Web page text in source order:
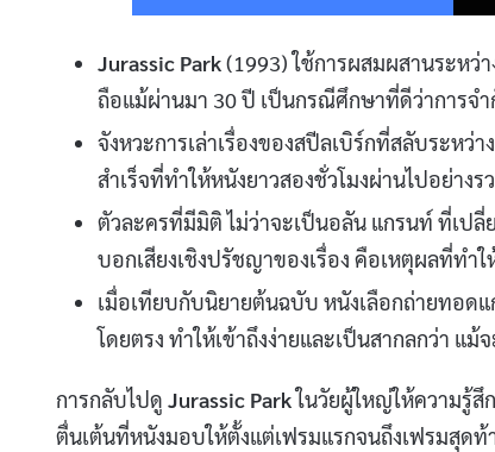
Jurassic Park(1993) ใช้การผสมผสานระหว่
ถือแม้ผ่านมา 30 ปี เป็นกรณีศึกษาที่ดีว่าการจ
จังหวะการเล่าเรื่องของสปีลเบิร์กที่สลับระห
สำเร็จที่ทำให้หนังยาวสองชั่วโมงผ่านไปอย่าง
ตัวละครที่มีมิติ ไม่ว่าจะเป็นอลัน แกรนท์ ที่เป
บอกเสียงเชิงปรัชญาของเรื่อง คือเหตุผลที่ทำ
เมื่อเทียบกับนิยายต้นฉบับ หนังเลือกถ่ายทอด
โดยตรง ทำให้เข้าถึงง่ายและเป็นสากลกว่า แ
การกลับไปดู Jurassic Parkในวัยผู้ใหญ่ให้ความรู้สึ
ตื่นเต้นที่หนังมอบให้ตั้งแต่เฟรมแรกจนถึงเฟรมสุดท้